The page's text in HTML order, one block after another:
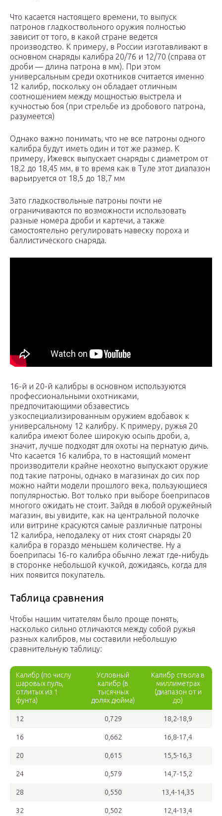
Что касается настоящего времени, то выпуск
патронов гладкоствольного оружия полностью
зависит от того, в какой стране ведется
производство. К примеру, в России изготавливают в
основном снаряды калибра 20/76 и 12/70 (справа от
дроби — длина патрона в мм). При этом
универсальным среди охотников считается именно
12 калибр, поскольку он обладает отличным
соотношением между мощностью выстрела и
кучностью боя (при стрельбе из дробового патрона,
разумеется)
Однако важно понимать, что не все патроны одного
калибра будут иметь один и тот же размер. К
примеру, Ижевск выпускает снаряды с диаметром от
18,2 до 18,45 мм, в то время как в Туле этот диапазон
варьируется от 18,5 до 18,7 мм
Зато гладкоствольные патроны почти не
ограничиваются по возможности использовать
разные номера дроби и картечи, а также
самостоятельно регулировать навеску пороха и
баллистического снаряда.
16-й и 20-й калибры в основном используются
профессиональными охотниками,
предпочитающими обзавестись
узкоспециализированным оружием вдобавок к
универсальному 12 калибру. К примеру, ружья 20
калибра имеют более широкую осыпь дроби, а,
значит, лучше подходят для охоты на пернатую дичь.
Что касается 16 калибра, то в настоящий момент
производители крайне неохотно выпускают оружие
под такие патроны, однако в магазинах до сих пор
можно найти модели прошлого века, пользующиеся
популярностью. Вот только при выборе боеприпасов
многого ожидать не стоит. Зайдя в любой оружейный
магазин, вы увидите, как на центральной полочке
или витрине красуются самые различные патроны
12 калибра, неподалеку от них стоят снаряды 20
калибра в гораздо меньшем количестве. Ну а
боеприпасы 16-го калибра обычно лежат где-нибудь
в сторонке небольшой кучкой, дожидаясь, когда для
них появится покупатель.
Таблица сравнения
Чтобы нашим читателям было проще понять,
насколько сильно отличаются между собой ружья
разных калибров, мы составили небольшую
сравнительную таблицу:
Калибр (по числу
шаровых пуль,
отлитых из 1
фунта)
Условный
калибр (в
тысячных
долях дюйма)
Калибр ствола в
миллиметрах
(диапазон от и
до)
12 0,729 18,2-18,9
16 0,662 16,8-17,4
20 0,615 15,5-16,3
24 0,579 14,7-15,2
28 0,550 13,4-14,35
32 0,502 12,4-13,4